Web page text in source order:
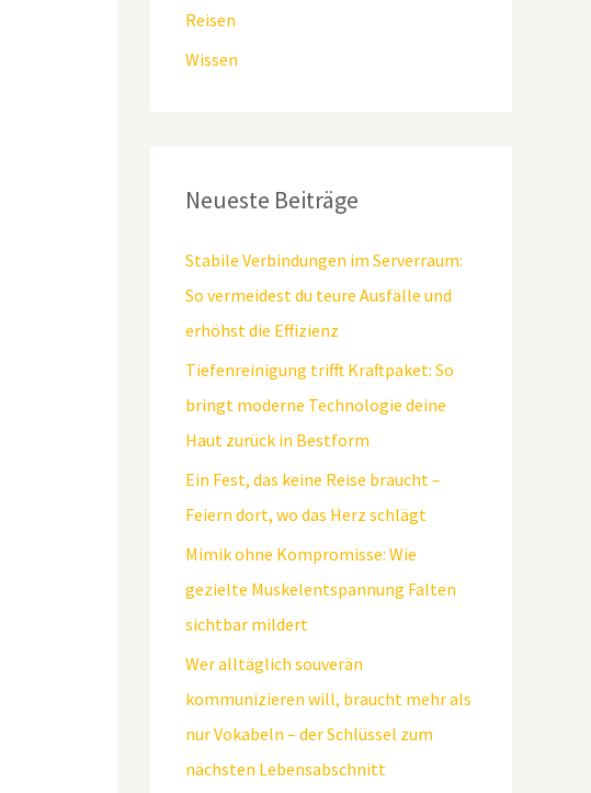
Reisen
Wissen
Neueste Beiträge
Stabile Verbindungen im Serverraum:
So vermeidest du teure Ausfälle und
erhöhst die Effizienz
Tiefenreinigung trifft Kraftpaket: So
bringt moderne Technologie deine
Haut zurück in Bestform
Ein Fest, das keine Reise braucht –
Feiern dort, wo das Herz schlägt
Mimik ohne Kompromisse: Wie
gezielte Muskelentspannung Falten
sichtbar mildert
Wer alltäglich souverän
kommunizieren will, braucht mehr als
nur Vokabeln – der Schlüssel zum
nächsten Lebensabschnitt